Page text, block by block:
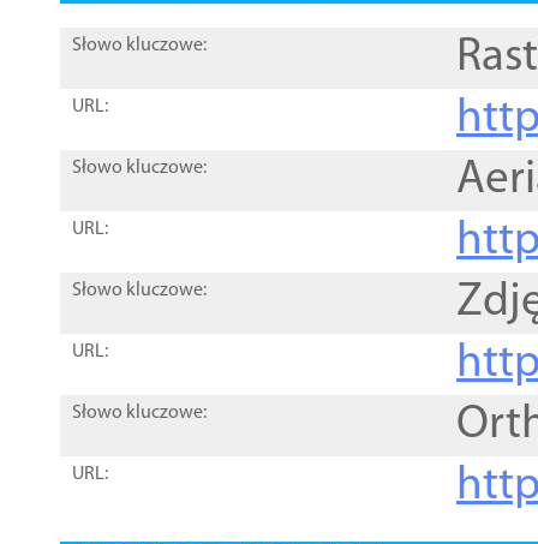
Słowo kluczowe:
URL:
Słowo kluczowe:
URL:
Słowo kluczowe:
URL:
Słowo kluczowe:
URL: